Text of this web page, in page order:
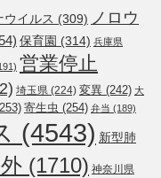
ウイルス (309) ノロウ
保育園 (314) 兵庫県
営業停止
埼玉県 (224) 変異 (242) 大
寄生虫 (254) 弁当 (189)
(4543) 新型肺
(1710) 神奈川県